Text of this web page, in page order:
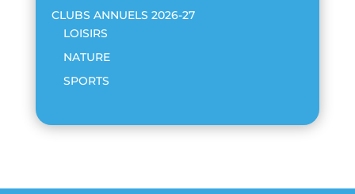
CLUBS ANNUELS 2026-27
LOISIRS
NATURE
SPORTS